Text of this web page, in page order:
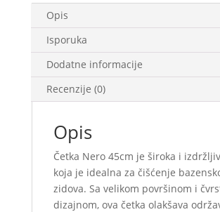
Opis
Isporuka
Dodatne informacije
Recenzije (0)
Opis
Četka Nero 45cm je široka i
koja je idealna za čišćenje
zidova. Sa velikom površinom i
dizajnom, ova četka olakšava